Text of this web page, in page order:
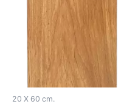
20 X 60 cm.